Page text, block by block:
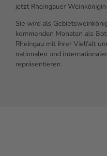
jetzt Rheingauer
Sie wird als
kommenden Monaten als
Rheingau mit ihrer Vielfalt
nationalen und
repräsentieren.